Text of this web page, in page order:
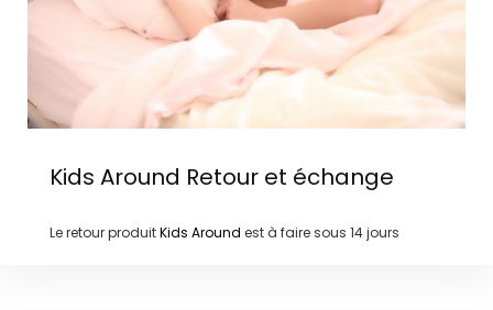
Kids Around Retour et échange
Le retour produitKids Around est à faire sous 14 jours